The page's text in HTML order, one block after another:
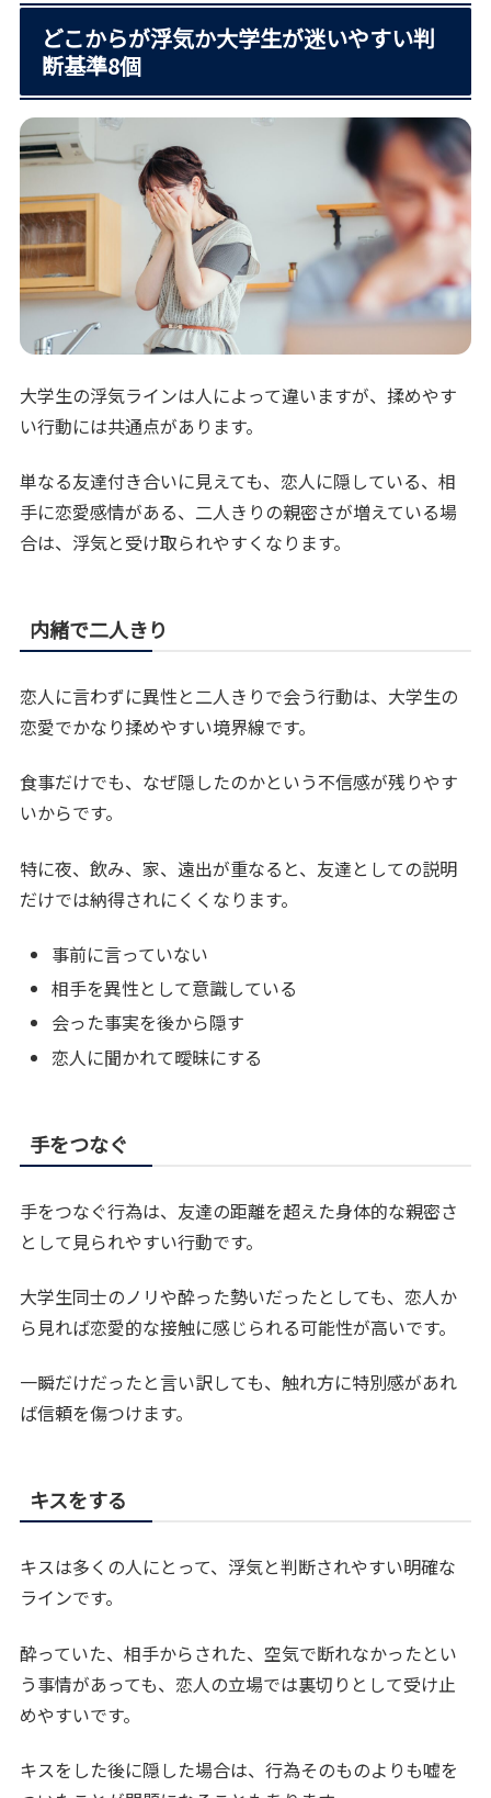
どこからが浮気か大学生が迷いやすい判
断基準8個
大学生の浮気ラインは人によって違いますが、揉めやす
い行動には共通点があります。
単なる友達付き合いに見えても、恋人に隠している、相
手に恋愛感情がある、二人きりの親密さが増えている場
合は、浮気と受け取られやすくなります。
内緒で二人きり
恋人に言わずに異性と二人きりで会う行動は、大学生の
恋愛でかなり揉めやすい境界線です。
食事だけでも、なぜ隠したのかという不信感が残りやす
いからです。
特に夜、飲み、家、遠出が重なると、友達としての説明
だけでは納得されにくくなります。
事前に言っていない
相手を異性として意識している
会った事実を後から隠す
恋人に聞かれて曖昧にする
手をつなぐ
手をつなぐ行為は、友達の距離を超えた身体的な親密さ
として見られやすい行動です。
大学生同士のノリや酔った勢いだったとしても、恋人か
ら見れば恋愛的な接触に感じられる可能性が高いです。
一瞬だけだったと言い訳しても、触れ方に特別感があれ
ば信頼を傷つけます。
キスをする
キスは多くの人にとって、浮気と判断されやすい明確な
ラインです。
酔っていた、相手からされた、空気で断れなかったとい
う事情があっても、恋人の立場では裏切りとして受け止
めやすいです。
キスをした後に隠した場合は、行為そのものよりも嘘を